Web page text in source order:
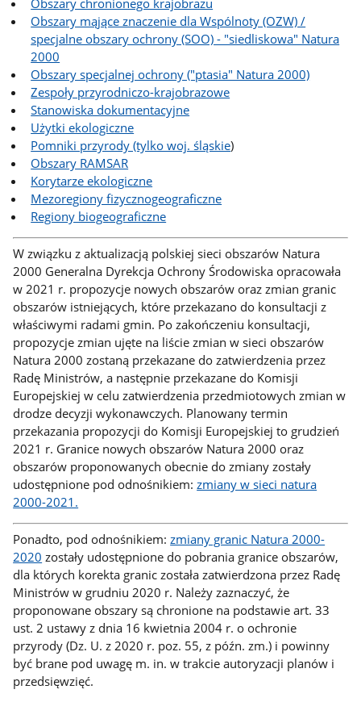
Obszary chronionego krajobrazu
Obszary mąjące znaczenie dla Wspólnoty (OZW) /
specjalne obszary ochrony (SOO) - "siedliskowa" Natura
2000
Obszary specjalnej ochrony ("ptasia" Natura 2000)
Zespoły przyrodniczo-krajobrazowe
Stanowiska dokumentacyjne
Użytki ekologiczne
Pomniki przyrody (tylko woj. śląskie)
Obszary RAMSAR
Korytarze ekologiczne
Mezoregiony fizycznogeograficzne
Regiony biogeograficzne
W związku z aktualizacją polskiej sieci obszarów Natura
2000 Generalna Dyrekcja Ochrony Środowiska opracowała
w 2021 r. propozycje nowych obszarów oraz zmian granic
obszarów istniejących, które przekazano do konsultacji z
właściwymi radami gmin. Po zakończeniu konsultacji,
propozycje zmian ujęte na liście zmian w sieci obszarów
Natura 2000 zostaną przekazane do zatwierdzenia przez
Radę Ministrów, a następnie przekazane do Komisji
Europejskiej w celu zatwierdzenia przedmiotowych zmian w
drodze decyzji wykonawczych. Planowany termin
przekazania propozycji do Komisji Europejskiej to grudzień
2021 r. Granice nowych obszarów Natura 2000 oraz
obszarów proponowanych obecnie do zmiany zostały
udostępnione pod odnośnikiem:zmiany w sieci natura
2000-2021.
Ponadto, pod odnośnikiem:zmiany granic Natura 2000-
2020 zostały udostępnione do pobrania granice obszarów,
dla których korekta granic została zatwierdzona przez Radę
Ministrów w grudniu 2020 r. Należy zaznaczyć, że
proponowane obszary są chronione na podstawie art. 33
ust. 2 ustawy z dnia 16 kwietnia 2004 r. o ochronie
przyrody (Dz. U. z 2020 r. poz. 55, z późn. zm.) i powinny
być brane pod uwagę m. in. w trakcie autoryzacji planów i
przedsięwzięć.